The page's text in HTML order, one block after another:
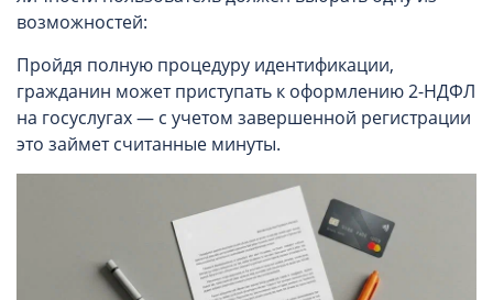
возможностей:
Пройдя полную процедуру идентификации,
гражданин может приступать к оформлению 2-НДФЛ
на госуслугах — с учетом завершенной регистрации
это займет считанные минуты.